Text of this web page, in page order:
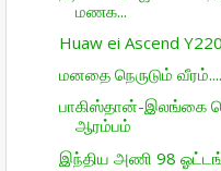
மணக...
Huaw ei Ascend
மனதை நெருடும்
பாகிஸ்தான்-இலங்கை
ஆரம்பம்
இந்திய அணி 98